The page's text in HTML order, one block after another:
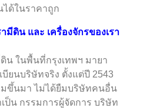
ด้ในราคาถูก
มีดิน และ เครื่องจักรของเรา
น ในพื้นที่กรุงเทพฯ มายา
บียนบริษัทจริง ตั้งแต่ปี 2543
มขึ้นมา ไม่ได้ยืมบริษัทคนอื่น
ป็น กรรมการผู้จัดการ บริษัท